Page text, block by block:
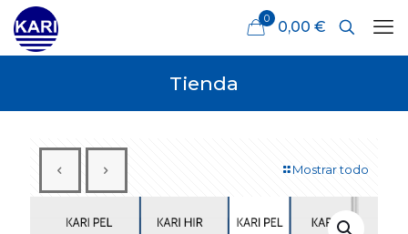
0 0,00 €
Tienda
Mostrar todo